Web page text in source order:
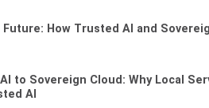
Future: How Trusted AI and
AI to Sovereign Cloud: Why Local
AI